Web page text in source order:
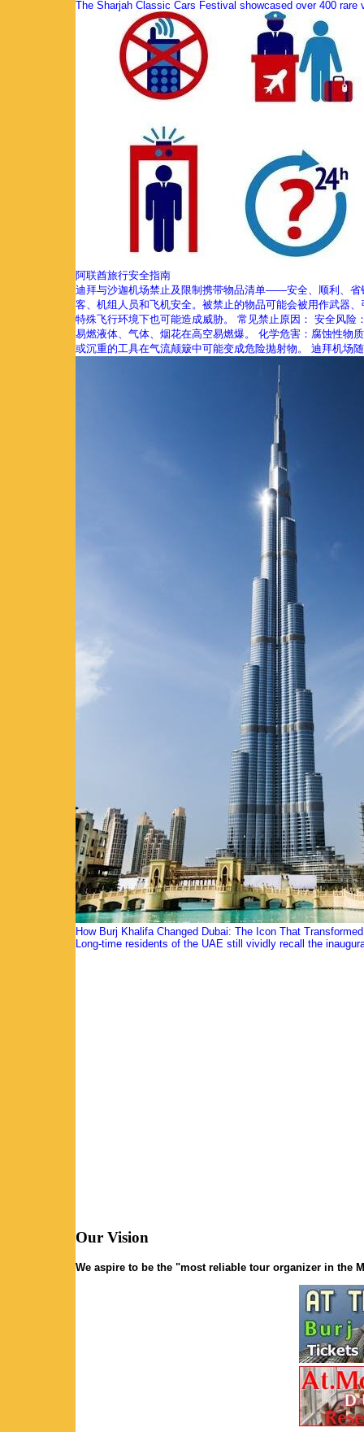
The Sharjah Classic Cars Festival showcased over 400 rare
阿联酋旅行安全指南
迪拜与沙迦机场禁止及限制携带物品清单——安全、顺利、
客、机组人员和飞机安全。被禁止的物品可能会被用作武器
特殊飞行环境下也可能造成威胁。 常见禁止原因： 安全风
易燃液体、气体、烟花在高空易燃爆。 化学危害：腐蚀性物
或沉重的工具在气流颠簸中可能变成危险抛射物。 迪拜机场
How Burj Khalifa Changed Dubai: The Icon That
Long-time residents of the UAE still vividly recall the
Our Vision
We aspire to be the "most reliable tour organizer in the